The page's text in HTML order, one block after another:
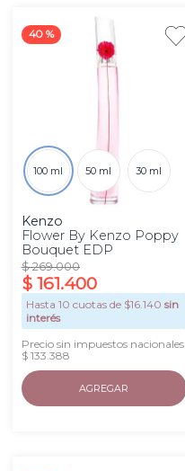
40 %
100 ml 50 ml 30 ml
Kenzo
Flower By Kenzo Poppy
Bouquet EDP
$ 269.000
$ 161.400
Hasta 10 cuotas de $16.140 sin
interés
Precio sin impuestos nacionales
$ 133.388
AGREGAR